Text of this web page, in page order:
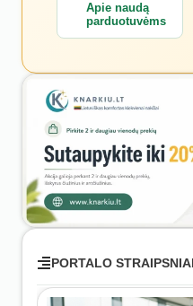
Apie naudą
parduotuvėms
PORTALO STRAIPSNIAI